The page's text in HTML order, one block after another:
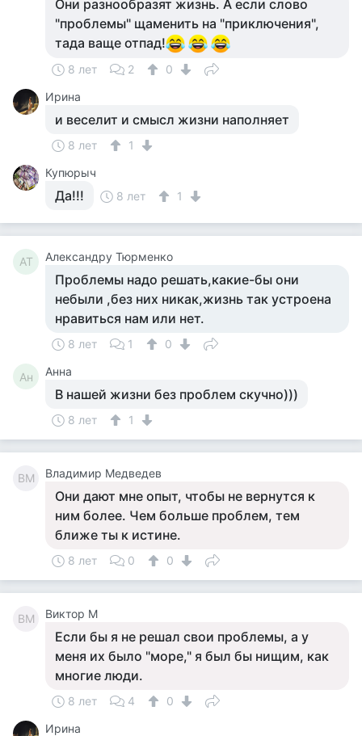
Они разнообразят жизнь. А если слово
"проблемы" щаменить на "приключения",
тада ваще отпад!
8 лет 2
0
Ирина
и веселит и смысл жизни наполняет
8 лет
1
Купюрыч
Да!!! 8 лет 1
АТ Александру Тюрменко
Проблемы надо решать,какие-бы они
небыли ,без них никак,жизнь так устроена
нравиться нам или нет.
8 лет 1 0
Ан Анна
В нашей жизни без проблем скучно)))
8 лет 1
ВМ Владимир Медведев
Они дают мне опыт, чтобы не вернутся к
ним более. Чем больше проблем, тем
ближе ты к истине.
8 лет 0 0
ВМ Виктор М
Если бы я не решал свои проблемы, а у
меня их было "море," я был бы нищим, как
многие люди.
8 лет 4
0
Ирина